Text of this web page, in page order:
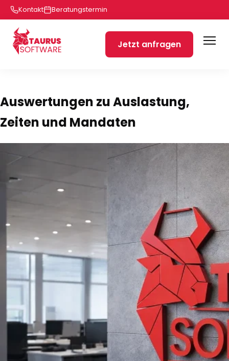
Kontakt Beratungstermin
Jetzt anfragen
Auswertungen zu Auslastung,
Zeiten und Mandaten